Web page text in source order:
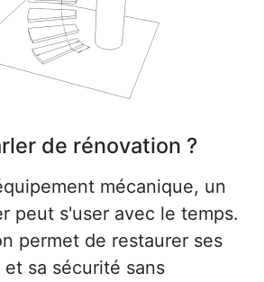
de rénovation ?
mécanique, un
peut s'user avec le temps.
permet de restaurer ses
sa sécurité sans